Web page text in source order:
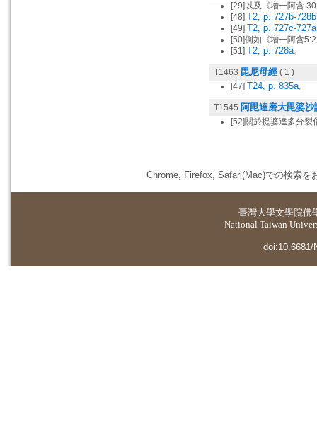
[29]以及《增一阿含
[48] T2, p. 727b-728b
[49] T2, p. 727c-727a
[50]例如《增一阿含
[51] T2, p. 728a。
T1463 毘尼母經 ( 1 )
[47] T24, p. 835a。
T1545 阿毘達磨大毘婆沙
[52]關於提婆達多分裂
Chrome, Firefox, Safari(Mac)での検索を
臺灣大學文學院佛
National Taiwan
doi:10.6681/